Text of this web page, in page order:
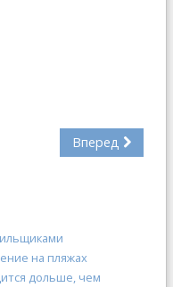
Вперед
на пляжах
дольше, чем